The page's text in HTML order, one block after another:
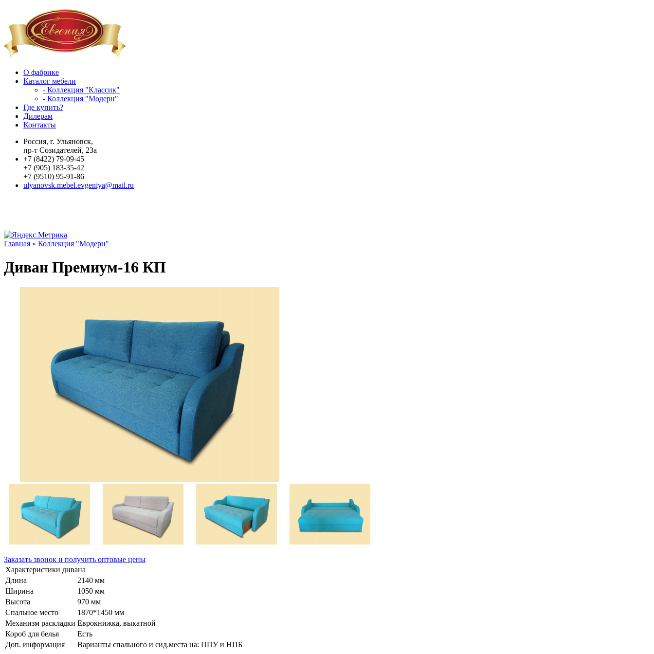
О фабрике
Каталог мебели
- Коллекция "Классик"
- Коллекция "Модерн"
Где купить?
Дилерам
Контакты
Россия, г. Ульяновск,
пр-т Созидателей, 23а
+7 (8422) 79-09-45
+7 (905) 183-35-42
+7 (9510) 95-91-86
ulyanovsk.mebel.evgeniya@mail.ru
Главная » Коллекция "Модерн"
Диван Премиум-16 КП
Заказать звонок и получить оптовые цены
Характеристики дивана
Длина
2140 мм
Ширина
1050 мм
Высота
970 мм
Спальное место
1870*1450 мм
Механизм раскладки Еврокнижка, выкатной
Короб для белья
Есть
Доп. информация
Варианты спального и сид.места на: ППУ и НПБ